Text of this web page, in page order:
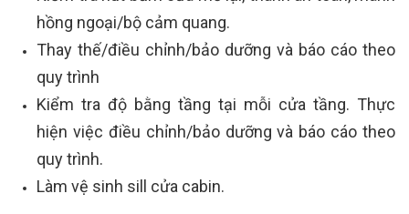
hồng ngoại/bộ cảm quang.
Thay thế/điều chỉnh/bảo dưỡng và báo cáo theo
quy trình
Kiểm tra độ bằng tầng tại mỗi cửa tầng. Thực
hiện việc điều chỉnh/bảo dưỡng và báo cáo theo
quy trình.
Làm vệ sinh sill cửa cabin.